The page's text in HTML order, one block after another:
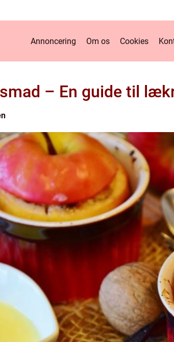
Annoncering Om os Cookies
– En guide til